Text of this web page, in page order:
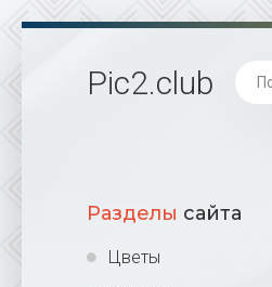
Pic2.club
Разделы сайта
Цветы